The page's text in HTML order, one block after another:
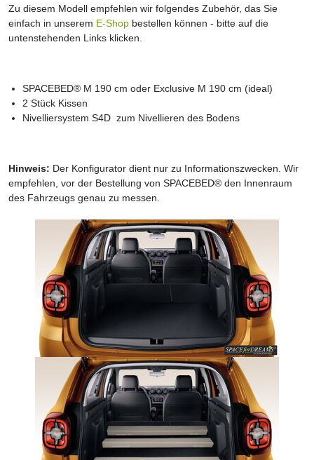
Zu diesem Modell empfehlen wir folgendes Zubehör, das Sie
einfach in unserem E-Shop bestellen können - bitte auf die
untenstehenden Links klicken.
SPACEBED® M 190 cm oder Exclusive M 190 cm (ideal)
2 Stück Kissen
Nivelliersystem S4D zum Nivellieren des Bodens
Hinweis: Der Konfigurator dient nur zu Informationszwecken. Wir
empfehlen, vor der Bestellung von SPACEBED® den Innenraum
des Fahrzeugs genau zu messen.